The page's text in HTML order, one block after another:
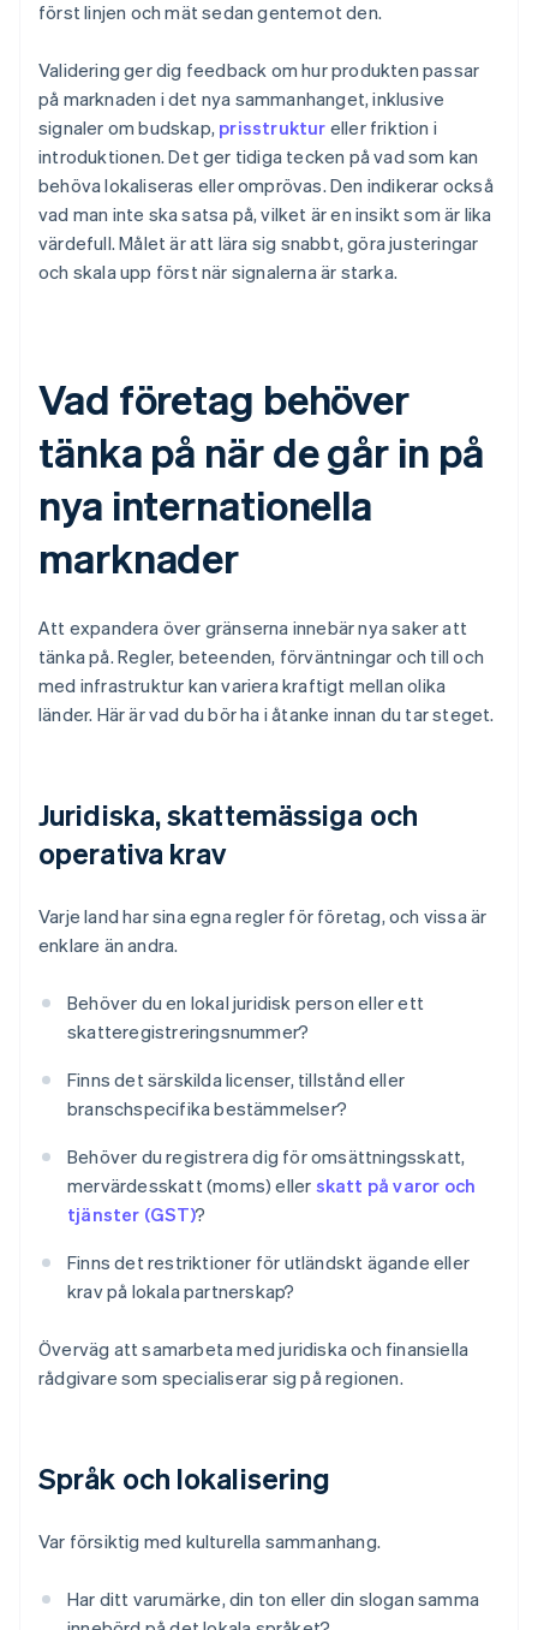
först linjen och mät sedan gentemot den.
Validering ger dig feedback om hur produkten passar
på marknaden i det nya sammanhanget, inklusive
signaler om budskap, prisstruktur eller friktion i
introduktionen. Det ger tidiga tecken på vad som kan
behöva lokaliseras eller omprövas. Den indikerar också
vad man inte ska satsa på, vilket är en insikt som är lika
värdefull. Målet är att lära sig snabbt, göra justeringar
och skala upp först när signalerna är starka.
Vad företag behöver
tänka på när de går in på
nya internationella
marknader
Att expandera över gränserna innebär nya saker att
tänka på. Regler, beteenden, förväntningar och till och
med infrastruktur kan variera kraftigt mellan olika
länder. Här är vad du bör ha i åtanke innan du tar steget.
Juridiska, skattemässiga och
operativa krav
Varje land har sina egna regler för företag, och vissa är
enklare än andra.
Behöver du en lokal juridisk person eller ett
skatteregistreringsnummer?
Finns det särskilda licenser, tillstånd eller
branschspecifika bestämmelser?
Behöver du registrera dig för omsättningsskatt,
mervärdesskatt (moms) eller skatt på varor och
tjänster (GST)?
Finns det restriktioner för utländskt ägande eller
krav på lokala partnerskap?
Överväg att samarbeta med juridiska och finansiella
rådgivare som specialiserar sig på regionen.
Språk och lokalisering
Var försiktig med kulturella sammanhang.
Har ditt varumärke, din ton eller din slogan samma